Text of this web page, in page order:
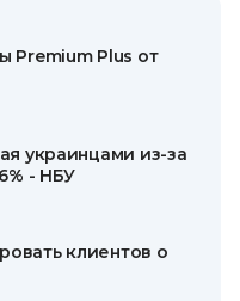
Premium Plus от
украинцами из-за
- НБУ
клиентов о